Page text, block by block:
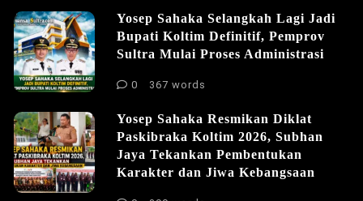
Yosep Sahaka Selangkah Lagi Jadi
Bupati Koltim Definitif, Pemprov
Sultra Mulai Proses Administrasi
0 367 words
Yosep Sahaka Resmikan Diklat
Paskibraka Koltim 2026, Subhan
Jaya Tekankan Pembentukan
Karakter dan Jiwa Kebangsaan